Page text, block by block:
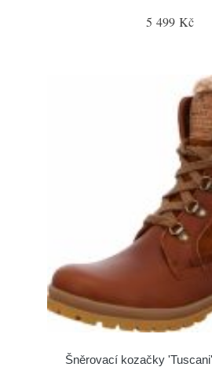
5 499 Kč
Šněrovací kozačky